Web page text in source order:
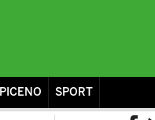
PICENO SPORT